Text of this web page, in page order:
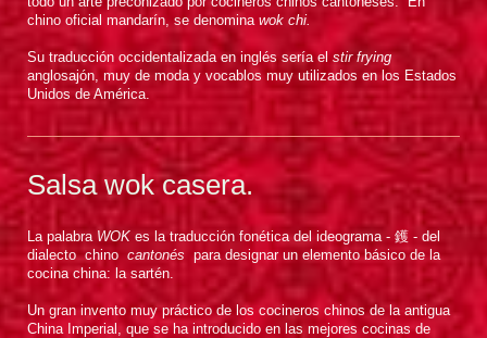
chino oficial mandarín, se denomina wok chi.
Su traducción occidentalizada en inglés sería elstir frying
anglosajón, muy de moda y vocablos muy utilizados en los Estados
Unidos de América.
Salsa wok casera.
La palabra WOK es la traducción fonética del ideograma - 鑊 - del
dialecto chino cantonés para designar un elemento básico de la
cocina china: la sartén.
Un gran invento muy práctico de los cocineros chinos de la antigua
China Imperial, que se ha introducido en las mejores cocinas de